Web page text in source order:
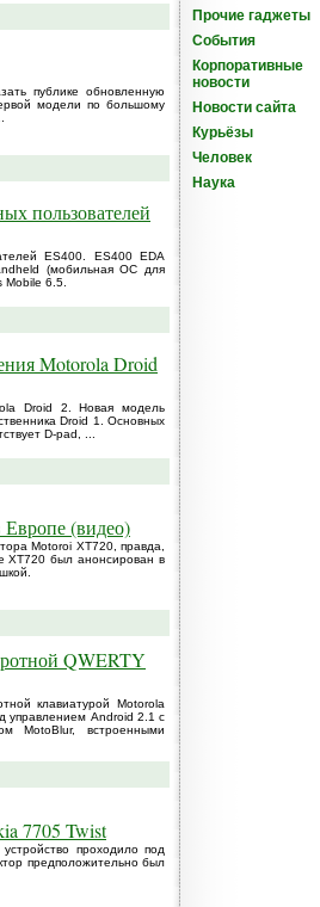
публике обновленную
модели по большому
пользователей
ES400. ES400 EDA
(мобильная ОС для
Mobile 6.5.
Motorola Droid
Droid 2. Новая модель
Droid 1. Основных
D-pad, ...
Европе (видео)
Motoroi XT720, правда,
XT720 был анонсирован в
QWERTY
клавиатурой Motorola
управлением Android 2.1 с
MotoBlur, встроенными
7705 Twist
проходило под
предположительно был
Прочие гаджеты
События
Корпоративные
новости
Новости сайта
Курьёзы
Человек
Наука